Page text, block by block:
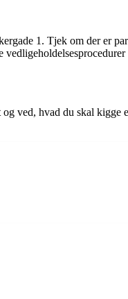
1. Tjek om der er
ved, hvad du skal